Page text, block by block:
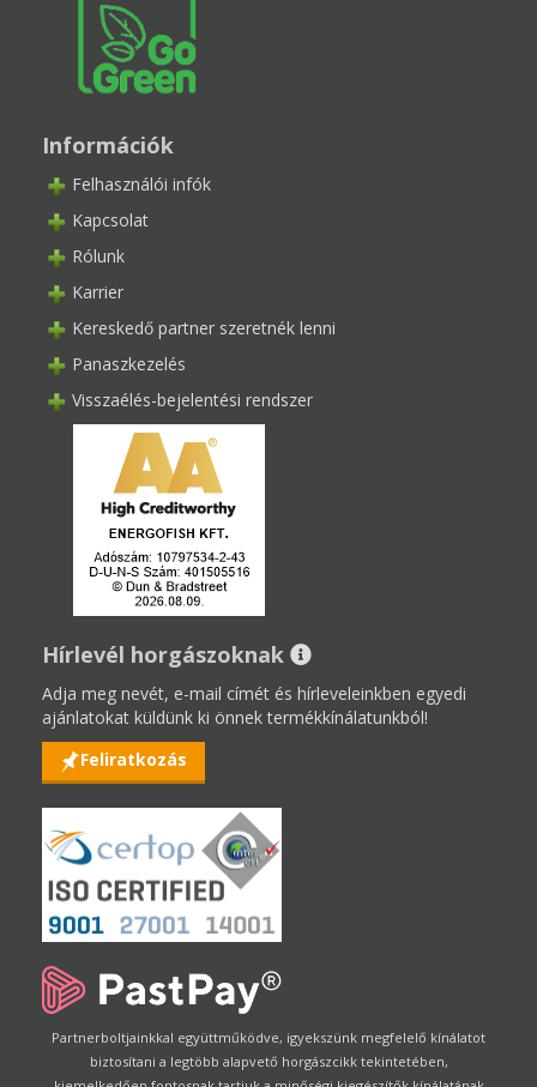
Információk
Felhasználói infók
Kapcsolat
Rólunk
Karrier
Kereskedő partner szeretnék lenni
Panaszkezelés
Visszaélés-bejelentési rendszer
Hírlevél horgászoknak
Adja meg nevét, e-mail címét és hírleveleinkben egyedi
ajánlatokat küldünk ki önnek termékkínálatunkból!
Feliratkozás
Partnerboltjainkkal együttműködve, igyekszünk megfelelő kínálatot
biztosítani a legtöbb alapvető horgászcikk tekintetében,